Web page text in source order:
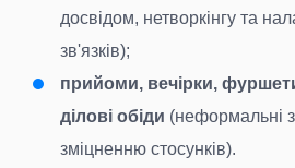
досвідом, нетворкінгу та
зв'язків);
прийоми, вечірки,
ділові обіди (неформальні
зміцненню стосунків).